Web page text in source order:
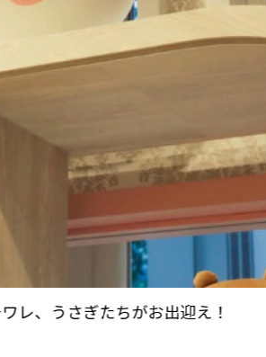
レ、うさぎたちがお出迎え！